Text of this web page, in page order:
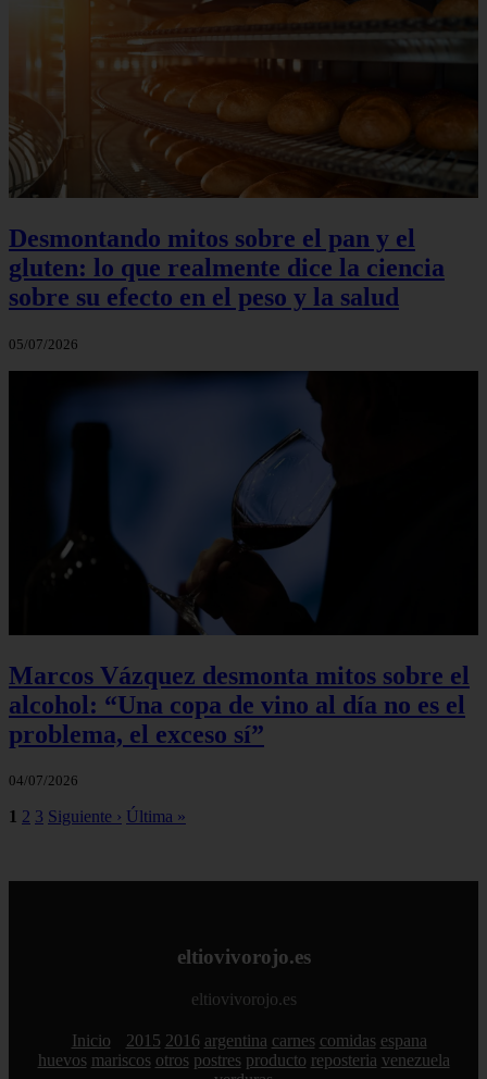
Desmontando mitos sobre el pan y el
gluten: lo que realmente dice la ciencia
sobre su efecto en el peso y la salud
05/07/2026
Marcos Vázquez desmonta mitos sobre el
alcohol: “Una copa de vino al día no es el
problema, el exceso sí”
04/07/2026
1 2 3 Siguiente › Última »
eltiovivorojo.es
eltiovivorojo.es
Inicio 2015 2016 argentina carnes comidas espana
huevos mariscos otros postres producto reposteria venezuela